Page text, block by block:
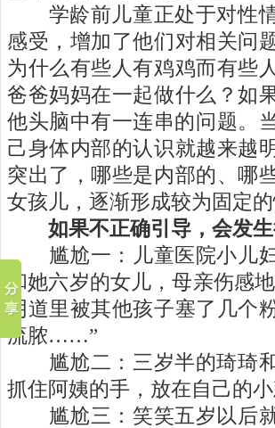
学龄前儿童正处于对性情
感受，增加了他们对相关问
为什么有些人有鸡鸡而有些
爸爸妈妈在一起做什么？如
他头脑中有一连串的问题。
己身体内部的认识就越来越
突出了，哪些是内部的、哪
女孩儿，逐渐形成较为固定的
如果不正确引导，会发
尴尬一：儿童医院小儿妇
和她六岁的女儿，母亲伤感地
阴道里被其他孩子塞了几个
流脓……”
尴尬二：三岁半的琦琦和
抓住阿姨的手，放在自己的
尴尬三：笑笑五岁以后就